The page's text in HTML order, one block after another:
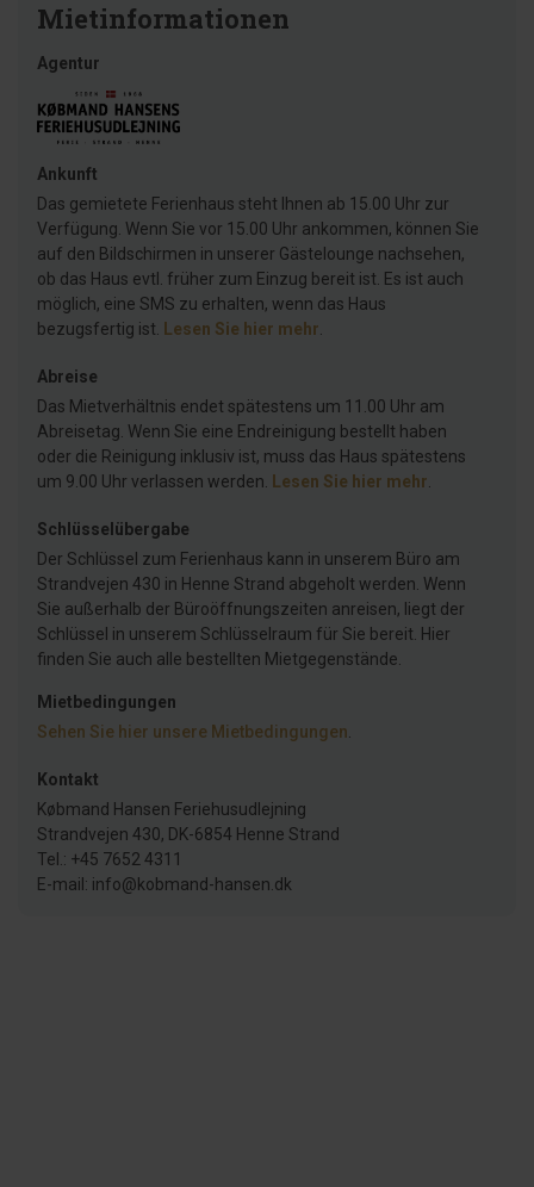
Mietinformationen
Agentur
Ankunft
Das gemietete Ferienhaus steht Ihnen ab 15.00 Uhr zur
Verfügung. Wenn Sie vor 15.00 Uhr ankommen, können Sie
auf den Bildschirmen in unserer Gästelounge nachsehen,
ob das Haus evtl. früher zum Einzug bereit ist. Es ist auch
möglich, eine SMS zu erhalten, wenn das Haus
bezugsfertig ist. Lesen Sie hier mehr.
Abreise
Das Mietverhältnis endet spätestens um 11.00 Uhr am
Abreisetag. Wenn Sie eine Endreinigung bestellt haben
oder die Reinigung inklusiv ist, muss das Haus spätestens
um 9.00 Uhr verlassen werden. Lesen Sie hier mehr.
Schlüsselübergabe
Der Schlüssel zum Ferienhaus kann in unserem Büro am
Strandvejen 430 in Henne Strand abgeholt werden. Wenn
Sie außerhalb der Büroöffnungszeiten anreisen, liegt der
Schlüssel in unserem Schlüsselraum für Sie bereit. Hier
finden Sie auch alle bestellten Mietgegenstände.
Mietbedingungen
Sehen Sie hier unsere Mietbedingungen.
Kontakt
Købmand Hansen Feriehusudlejning
Strandvejen 430, DK-6854 Henne Strand
Tel.: +45 7652 4311
E-mail: info@kobmand-hansen.dk